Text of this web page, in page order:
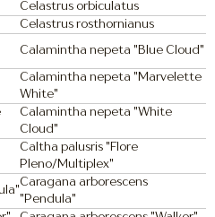
Celastrus orbiculatus
Celastrus rosthornianus
Calamintha nepeta "Blue Cloud"
Calamintha nepeta "Marvelette
White"
Calamintha nepeta "White
Cloud"
Caltha palusris "Flore
Pleno/Multiplex"
Caragana arborescens
"Pendula"